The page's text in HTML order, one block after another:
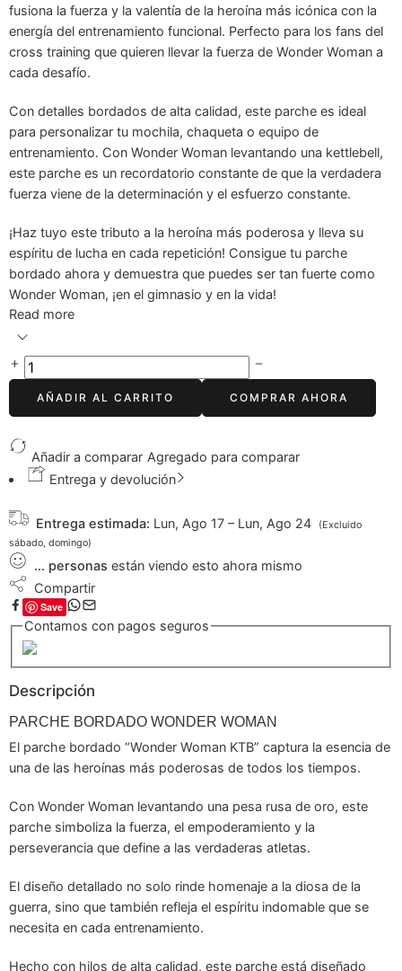
fusiona la fuerza y la valentía de la heroína más icónica con la
energía del entrenamiento funcional. Perfecto para los fans del
cross training que quieren llevar la fuerza de Wonder Woman a
cada desafío.
Con detalles bordados de alta calidad, este parche es ideal
para personalizar tu mochila, chaqueta o equipo de
entrenamiento. Con Wonder Woman levantando una kettlebell,
este parche es un recordatorio constante de que la verdadera
fuerza viene de la determinación y el esfuerzo constante.
¡Haz tuyo este tributo a la heroína más poderosa y lleva su
espíritu de lucha en cada repetición! Consigue tu parche
bordado ahora y demuestra que puedes ser tan fuerte como
Wonder Woman, ¡en el gimnasio y en la vida!
Read more
AÑADIR AL CARRITO COMPRAR AHORA
Añadir a comparar Agregado para comparar
Entrega y devolución
Entrega estimada: Lun, Ago 17 – Lun, Ago 24
(Excluido
sábado, domingo)
... personas están viendo esto ahora mismo
Compartir
Save
Contamos con pagos seguros
Descripción
PARCHE BORDADO WONDER WOMAN
El parche bordado “Wonder Woman KTB” captura la esencia de
una de las heroínas más poderosas de todos los tiempos.
Con Wonder Woman levantando una pesa rusa de oro, este
parche simboliza la fuerza, el empoderamiento y la
perseverancia que define a las verdaderas atletas.
El diseño detallado no solo rinde homenaje a la diosa de la
guerra, sino que también refleja el espíritu indomable que se
necesita en cada entrenamiento.
Hecho con hilos de alta calidad, este parche está diseñado